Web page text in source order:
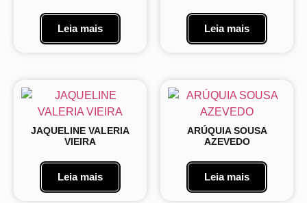
Leia mais Leia mais
JAQUELINE VALERIA
VIEIRA
Leia mais
ARÚQUIA SOUSA
AZEVEDO
Leia mais